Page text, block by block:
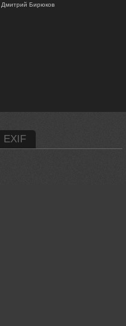
Дмитрий Бирюков
EXIF